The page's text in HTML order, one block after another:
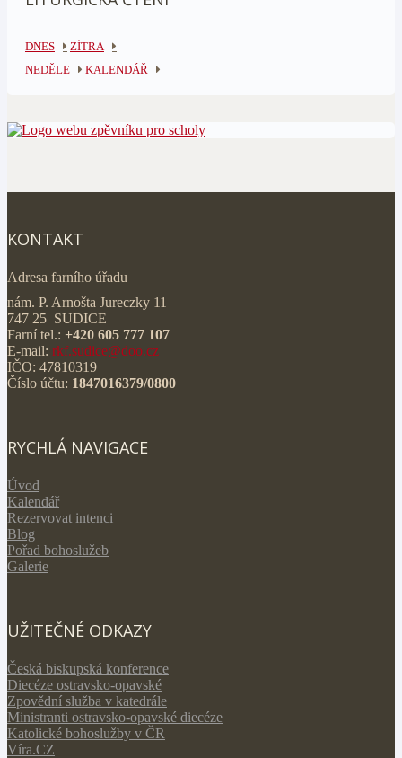
DNES
ZÍTRA
NEDĚLE
KALENDÁŘ
KONTAKT
Adresa farního úřadu
nám. P. Arnošta Jureczky 11
747 25 SUDICE
Farní tel.: +420 605 777 107
E-mail: rkf.sudice@doo.cz
IČO: 47810319
Číslo účtu: 1847016379/0800
RYCHLÁ NAVIGACE
Úvod
Kalendář
Rezervovat intenci
Blog
Pořad bohoslužeb
Galerie
UŽITEČNÉ ODKAZY
Česká biskupská konference
Diecéze ostravsko-opavské
Zpovědní služba v katedrále
Ministranti ostravsko-opavské diecéze
Katolické bohoslužby v ČR
Víra.CZ